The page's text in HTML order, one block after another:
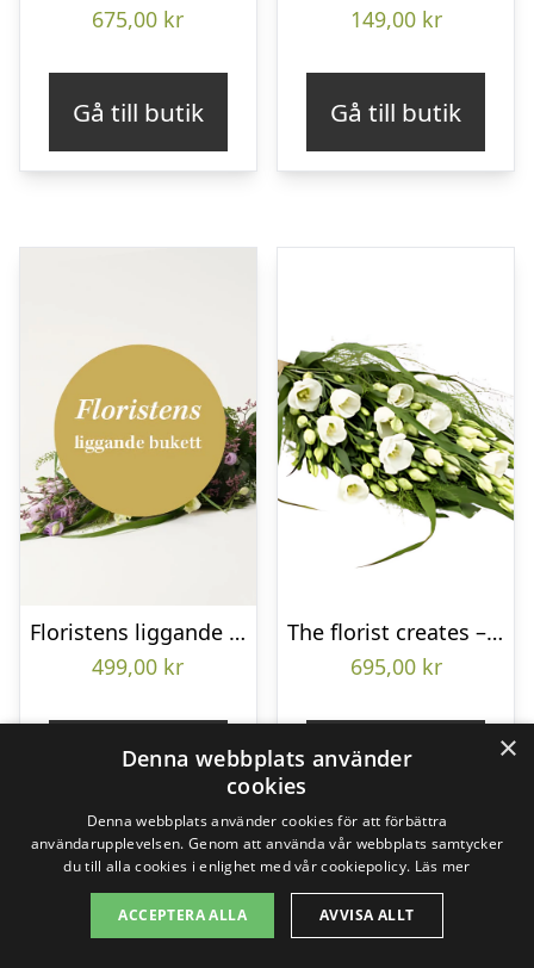
675,00 kr
Gå till butik
149,00 kr
Gå till butik
Floristens liggande bukett
499,00 kr
Gå till butik
The florist creates – Funeral bouquet
695,00 kr
Gå till butik ×
Denna webbplats använder
cookies
Denna webbplats använder cookies för att förbättra
användarupplevelsen. Genom att använda vår webbplats samtycker
du till alla cookies i enlighet med vår cookiepolicy. Läs mer
ACCEPTERA ALLA AVVISA ALLT